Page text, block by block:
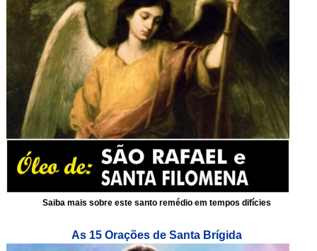
Saiba mais sobre este santo remédio em tempos difícies
As 15 Orações de Santa Brígida